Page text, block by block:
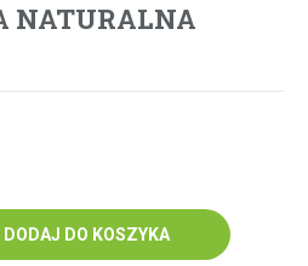
NATURALNA
DODAJ DO KOSZYKA